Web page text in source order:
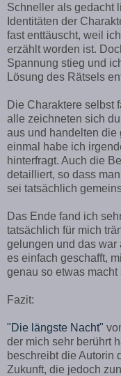
Schneller als gedacht
Identitäten der
fast enttäuscht, weil
erzählt worden ist.
Spannung stieg und
Lösung des Rätsels
Die Charaktere selbst
alle zeichneten sich
aus und handelten die
einmal habe ich
hinterfragt. Auch die
detailliert, so dass
sei tatsächlich
Das Ende fand ich
tatsächlich für mich
gelungen und das war
es einfach geschafft,
genau so etwas
Fazit:
"Die längste Nacht"
der mich sehr berührt
beschreibt die Autorin
Zukunft, die jedoch